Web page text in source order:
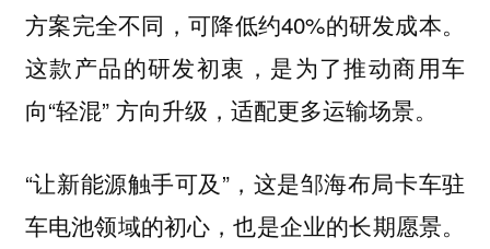
方案完全不同，可降低约40%的研发成本。
这款产品的研发初衷，是为了推动商用车
向“轻混” 方向升级，适配更多运输场景。
“让新能源触手可及”，这是邹海布局卡车驻
车电池领域的初心，也是企业的长期愿景。